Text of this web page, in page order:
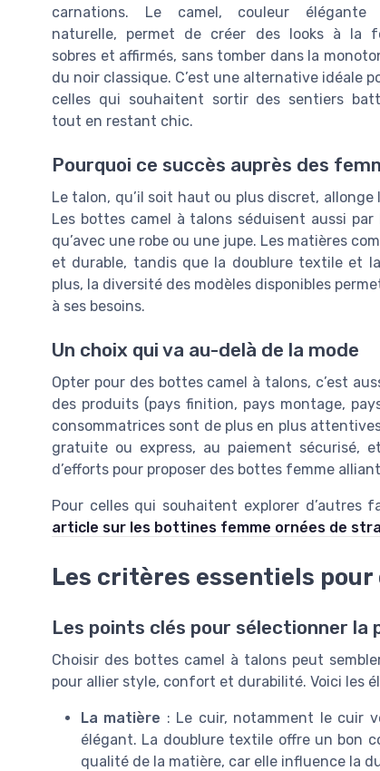
carnations. Le camel, couleur élégante
naturelle, permet de créer des looks à la
sobres et affirmés, sans tomber dans la
du noir classique. C’est une alternative idéale
celles qui souhaitent sortir des sentiers
tout en restant chic.
Pourquoi ce succès auprès des
Le talon, qu’il soit haut ou plus discret,
Les bottes camel à talons séduisent aussi
qu’avec une robe ou une jupe. Les matières
et durable, tandis que la doublure textile et
plus, la diversité des modèles disponibles
à ses besoins.
Un choix qui va au-delà de la mode
Opter pour des bottes camel à talons, c’est
des produits (pays finition, pays montage,
consommatrices sont de plus en plus
gratuite ou express, au paiement sécurisé,
d’efforts pour proposer des bottes femme
Pour celles qui souhaitent explorer d’autres
article sur les bottines femme ornées de
Les critères essentiels
Les points clés pour sélectionner la
Choisir des bottes camel à talons peut
pour allier style, confort et durabilité. Voici les
La matière : Le cuir, notamment le cuir
élégant. La doublure textile offre un bon
qualité de la matière, car elle influence la